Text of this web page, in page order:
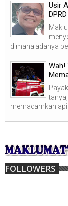
Usir
dimana adanya
Wah!
memadamkan api
FOLLOWERS